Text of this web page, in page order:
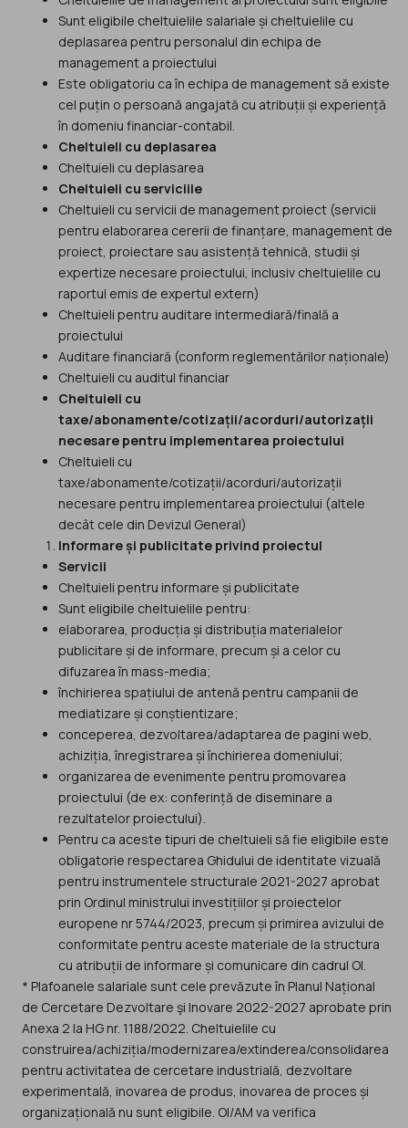
Sunt eligibile cheltuielile salariale și cheltuielile cu
deplasarea pentru personalul din echipa de
management a proiectului
Este obligatoriu ca în echipa de management să existe
cel puțin o persoană angajată cu atribuții și experiență
în domeniu financiar-contabil.
Cheltuieli cu deplasarea
Cheltuieli cu deplasarea
Cheltuieli cu serviciile
Cheltuieli cu servicii de management proiect (servicii
pentru elaborarea cererii de finanțare, management de
proiect, proiectare sau asistență tehnică, studii și
expertize necesare proiectului, inclusiv cheltuielile cu
raportul emis de expertul extern)
Cheltuieli pentru auditare intermediară/finală a
proiectului
Auditare financiară (conform reglementărilor naționale)
Cheltuieli cu auditul financiar
Cheltuieli cu
taxe/abonamente/cotizații/acorduri/autorizații
necesare pentru implementarea proiectului
Cheltuieli cu
taxe/abonamente/cotizații/acorduri/autorizații
necesare pentru implementarea proiectului (altele
decât cele din Devizul General)
Informare și publicitate privind proiectul
Servicii
Cheltuieli pentru informare și publicitate
Sunt eligibile cheltuielile pentru:
elaborarea, producția și distribuția materialelor
publicitare și de informare, precum și a celor cu
difuzarea în mass-media;
închirierea spațiului de antenă pentru campanii de
mediatizare și conștientizare;
conceperea, dezvoltarea/adaptarea de pagini web,
achiziția, înregistrarea și închirierea domeniului;
organizarea de evenimente pentru promovarea
proiectului (de ex: conferință de diseminare a
rezultatelor proiectului).
Pentru ca aceste tipuri de cheltuieli să fie eligibile este
obligatorie respectarea Ghidului de identitate vizuală
pentru instrumentele structurale 2021-2027 aprobat
prin Ordinul ministrului investițiilor și proiectelor
europene nr 5744/2023, precum și primirea avizului de
conformitate pentru aceste materiale de la structura
cu atribuții de informare și comunicare din cadrul OI.
* Plafoanele salariale sunt cele prevăzute în Planul Național
de Cercetare Dezvoltare şi Inovare 2022-2027 aprobate prin
Anexa 2 la HG nr. 1188/2022. Cheltuielile cu
construirea/achiziția/modernizarea/extinderea/consolidarea
pentru activitatea de cercetare industrială, dezvoltare
experimentală, inovarea de produs, inovarea de proces și
organizațională nu sunt eligibile. OI/AM va verifica